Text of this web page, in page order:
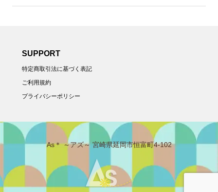
SUPPORT
特定商取引法に基づく表記
ご利用規約
プライバシーポリシー
As＊ ～アズ～ 宮崎県延岡市恒富町4-102